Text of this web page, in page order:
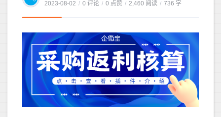
2023-08-02 / 0 评论 / 0 点赞 / 2,460 阅读 / 736 字